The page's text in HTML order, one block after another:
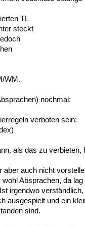
TL
steckt
WM.
nochmal:
verboten sein:
als das zu verbieten,
auch nicht
Absprachen, da
irgendwo
ausgespielt und ein
sind.